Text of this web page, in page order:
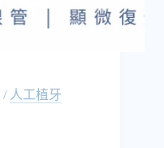
/ 人工植牙